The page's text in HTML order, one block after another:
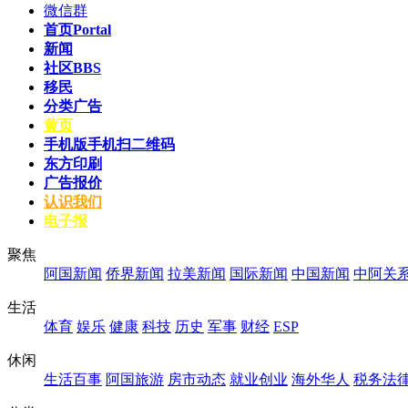
微信群
首页Portal
新闻
社区BBS
移民
分类广告
黄页
手机版手机扫二维码
东方印刷
广告报价
认识我们
电子报
聚焦
阿国新闻 侨界新闻 拉美新闻 国际新闻 中国新闻 中阿关
生活
体育 娱乐 健康 科技 历史 军事 财经 ESP
休闲
生活百事 阿国旅游 房市动态 就业创业 海外华人 税务法